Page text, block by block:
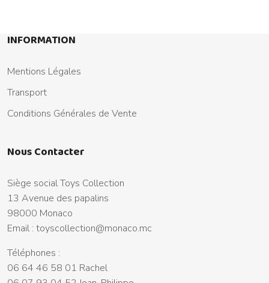
INFORMATION
Mentions Légales
Transport
Conditions Générales de Vente
Nous Contacter
Siège social Toys Collection
13 Avenue des papalins
98000 Monaco
Email : toyscollection@monaco.mc
Téléphones :
06 64 46 58 01 Rachel